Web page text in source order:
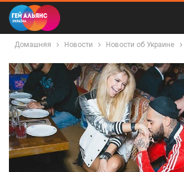
Домашняя Новости Новости об Украине